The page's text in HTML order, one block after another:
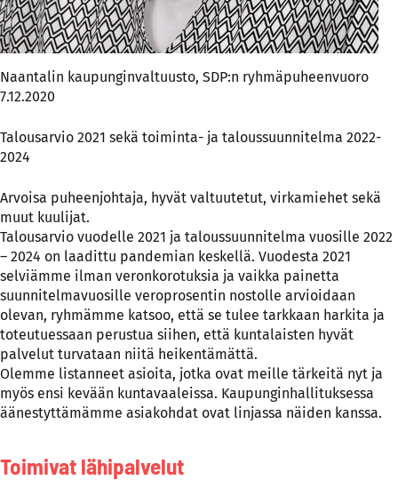
Naantalin kaupunginvaltuusto, SDP:n ryhmäpuheenvuoro
7.12.2020
Talousarvio 2021 sekä toiminta- ja taloussuunnitelma 2022-
2024
Arvoisa puheenjohtaja, hyvät valtuutetut, virkamiehet sekä
muut kuulijat.
Talousarvio vuodelle 2021 ja taloussuunnitelma vuosille 2022
– 2024 on laadittu pandemian keskellä. Vuodesta 2021
selviämme ilman veronkorotuksia ja vaikka painetta
suunnitelmavuosille veroprosentin nostolle arvioidaan
olevan, ryhmämme katsoo, että se tulee tarkkaan harkita ja
toteutuessaan perustua siihen, että kuntalaisten hyvät
palvelut turvataan niitä heikentämättä.
Olemme listanneet asioita, jotka ovat meille tärkeitä nyt ja
myös ensi kevään kuntavaaleissa. Kaupunginhallituksessa
äänestyttämämme asiakohdat ovat linjassa näiden kanssa.
Toimivat lähipalvelut